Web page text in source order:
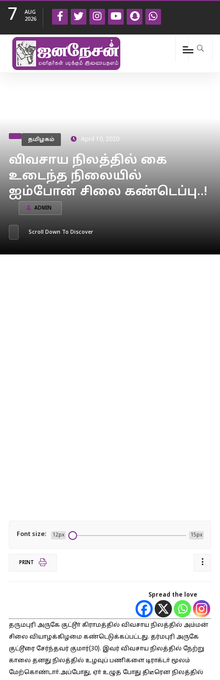
7
AUG
2026
தமிழகம் April 10, 2020
விவசாய நிலத்தில் கை
உடைந்த நிலையில்
ஐம்போன் சிலை கண்டெப்பு..!
ADMIN
Scroll Down To Discover
Font size: 12px 15px
PRINT
Spread the love
தருமபுரி அருகே குட்டூா் கிராமத்தில் விவசாய நிலத்தில் அம்மன்
சிலை வியாழக்கிழமை கண்டெடுக்கப்பட்டது. தர்மபுரி அருகே
குட்டூரை சேர்ந்தவர் குமார்(30). இவர் விவசாய நிலத்தில் நேற்று
காலை தனது நிலத்தில் உழவுப் பணிகளை டிராக்டா் மூலம்
மேற்கொண்டாா்.அப்போது, ஏா் உழுத போது திடீரென நிலத்தில்